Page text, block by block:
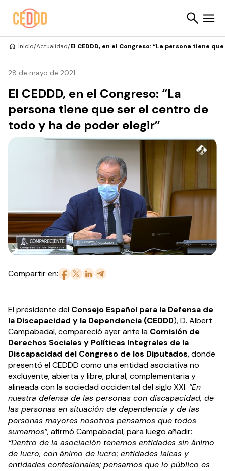
Inicio/Actualidad/El CEDDD, en el Congreso: “La persona tiene
28 de mayo de 2021
El CEDDD, en el Congreso: “La
persona tiene que ser el centro de
todo y ha de poder elegir”
Compartir en:
El presidente del Consejo Español para la Defensa de
la Discapacidad y la Dependencia (CEDDD), D. Albert
Campabadal, compareció ayer ante la Comisión de
Derechos Sociales y Políticas Integrales de la
Discapacidad del Congreso de los Diputados, donde
presentó el CEDDD como una entidad asociativa no
excluyente, abierta y libre, plural, complementaria y
alineada con la sociedad occidental del siglo XXI. “En
nuestra defensa de las personas con discapacidad, de
las personas en situación de dependencia y de las
personas mayores nosotros pensamos que todos
sumamos”, afirmó Campabadal, para luego añadir:
“Dentro de la asociación tenemos entidades sin ánimo
de lucro, con ánimo de lucro; entidades laicas y
entidades confesionales; pensamos que lo público es